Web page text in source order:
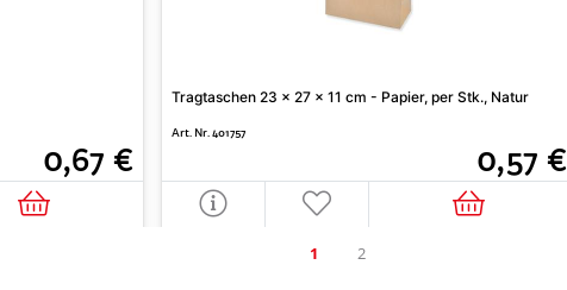
0,67 €
Tragtaschen 23 x 27 x 11 cm - Papier, per Stk., Natur
Art. Nr. 401757
0,57 €